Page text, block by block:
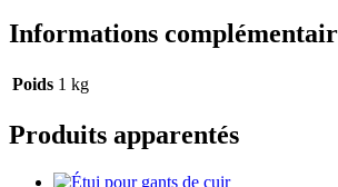
Informations
Poids 1 kg
Produits apparentés